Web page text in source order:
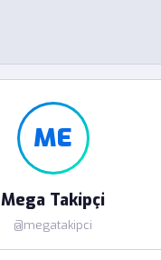
ME
Mega Takipçi
@megatakipci